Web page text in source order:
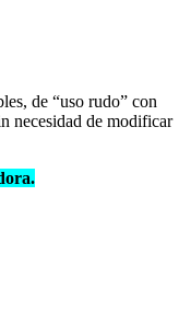
de “uso rudo” con
necesidad de modificar